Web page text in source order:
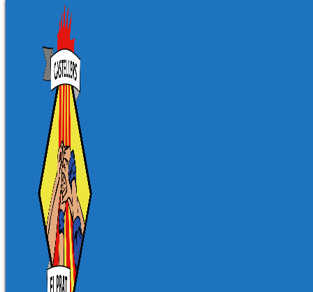
Urbanització Pine Beach
Location
Carrer de Sant Feliu 7
Gavà
Next Event
No upcoming events
Loading Map....